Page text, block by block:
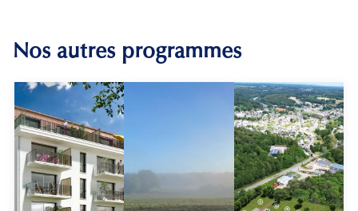
Nos autres programmes